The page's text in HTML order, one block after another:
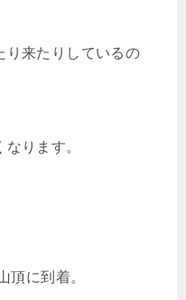
り来たりしているの
ります。
に到着。